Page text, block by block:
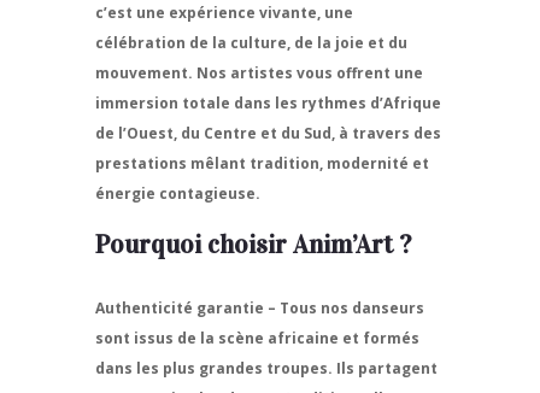
c’est une expérience vivante, une
célébration de la culture, de la joie et du
mouvement. Nos artistes vous offrent une
immersion totale dans les rythmes d’Afrique
de l’Ouest, du Centre et du Sud, à travers des
prestations mêlant tradition, modernité et
énergie contagieuse.
Pourquoi choisir Anim’Art ?
Authenticité garantie – Tous nos danseurs
sont issus de la scène africaine et formés
dans les plus grandes troupes. Ils partagent